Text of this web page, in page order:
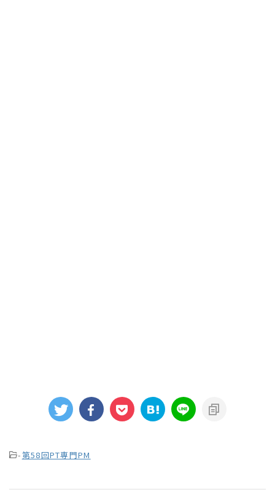
-第58回PT専門PM